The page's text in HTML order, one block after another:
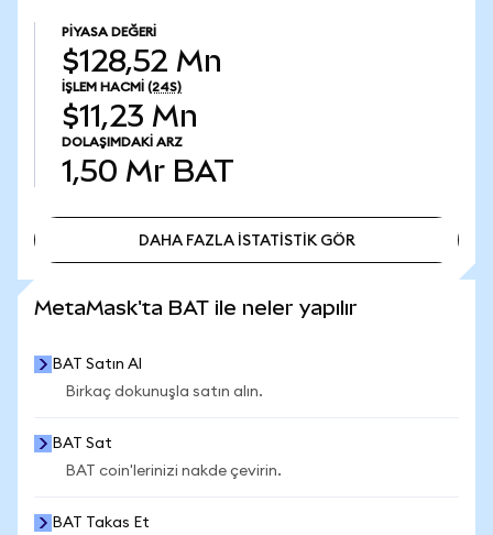
PIYASA DEĞERI
$128,52 Mn
İŞLEM HACMI (24S)
$11,23 Mn
DOLAŞIMDAKI ARZ
1,50 Mr BAT
DAHA FAZLA İSTATİSTİK GÖR
MetaMask'ta BAT ile neler yapılır
BAT Satın Al
Birkaç dokunuşla satın alın.
BAT Sat
BAT coin'lerinizi nakde çevirin.
BAT Takas Et